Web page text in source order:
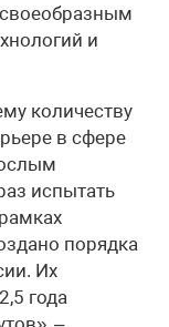
и
количеству
в сфере
испытать
порядка
Их
года